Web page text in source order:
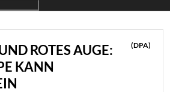
ROTES AUGE:
KANN
(DPA)